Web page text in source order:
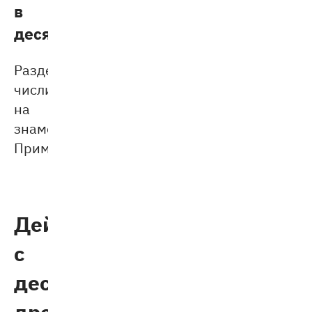
в
десятичную
Разделите
числитель
на
знаменатель.
Примеры:
Действия
с
десятичными